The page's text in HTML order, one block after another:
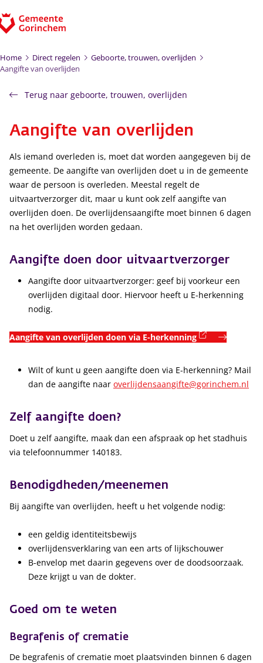
Home Direct regelen
Geboorte, trouwen, overlijden
Aangifte van overlijden
Terug naar geboorte, trouwen, overlijden
Aangifte van overlijden
Als iemand overleden is, moet dat worden aangegeven bij de
gemeente. De aangifte van overlijden doet u in de gemeente
waar de persoon is overleden. Meestal regelt de
uitvaartverzorger dit, maar u kunt ook zelf aangifte van
overlijden doen. De overlijdensaangifte moet binnen 6 dagen
na het overlijden worden gedaan.
Aangifte doen door uitvaartverzorger
Aangifte door uitvaartverzorger: geef bij voorkeur een
overlijden digitaal door. Hiervoor heeft u E-herkenning
nodig.
Aangifte van overlijden doen via E-herkenning (externe
Wilt of kunt u geen aangifte doen via E-herkenning? Mail
dan de aangifte naar overlijdensaangifte@gorinchem.nl
Zelf aangifte doen?
Doet u zelf aangifte, maak dan een afspraak op het stadhuis
via telefoonnummer 140183.
Benodigdheden/meenemen
Bij aangifte van overlijden, heeft u het volgende nodig:
een geldig identiteitsbewijs
overlijdensverklaring van een arts of lijkschouwer
B-envelop met daarin gegevens over de doodsoorzaak.
Deze krijgt u van de dokter.
Goed om te weten
Begrafenis of crematie
De begrafenis of crematie moet plaatsvinden binnen 6 dagen